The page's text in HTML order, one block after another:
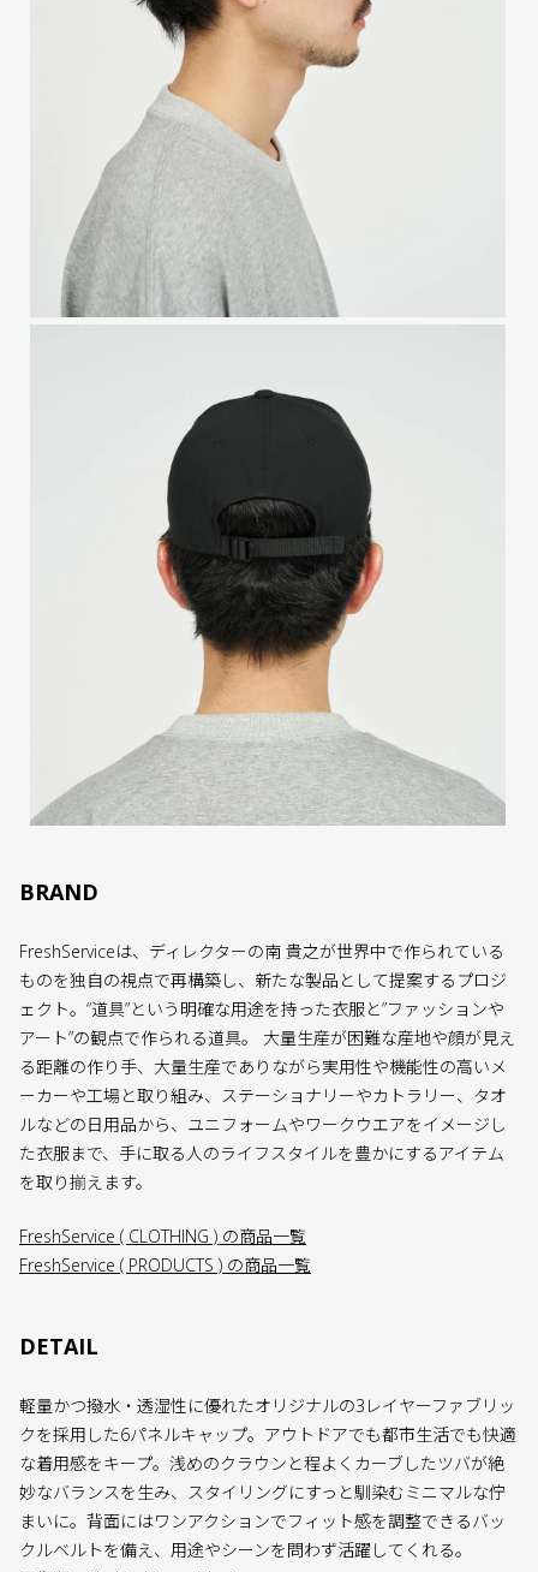
BRAND
FreshServiceは、ディレクターの南 貴之が世界中で作られている
ものを独自の視点で再構築し、新たな製品として提案するプロジ
ェクト。“道具”という明確な用途を持った衣服と”ファッションや
アート”の観点で作られる道具。 大量生産が困難な産地や顔が見え
る距離の作り手、大量生産でありながら実用性や機能性の高いメ
ーカーや工場と取り組み、ステーショナリーやカトラリー、タオ
ルなどの日用品から、ユニフォームやワークウエアをイメージし
た衣服まで、手に取る人のライフスタイルを豊かにするアイテム
を取り揃えます。
FreshService ( CLOTHING ) の商品一覧
FreshService ( PRODUCTS ) の商品一覧
DETAIL
軽量かつ撥水・透湿性に優れたオリジナルの3レイヤーファブリッ
クを採用した6パネルキャップ。アウトドアでも都市生活でも快適
な着用感をキープ。浅めのクラウンと程よくカーブしたツバが絶
妙なバランスを生み、スタイリングにすっと馴染むミニマルな佇
まいに。背面にはワンアクションでフィット感を調整できるバッ
クルベルトを備え、用途やシーンを問わず活躍してくれる。